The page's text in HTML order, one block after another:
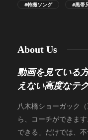
#特撮ソング #黒帯
About Us
動画を見ている
えない高度なテ
八木橋ショーガック
ら、コーチができま
できる」だけでは、